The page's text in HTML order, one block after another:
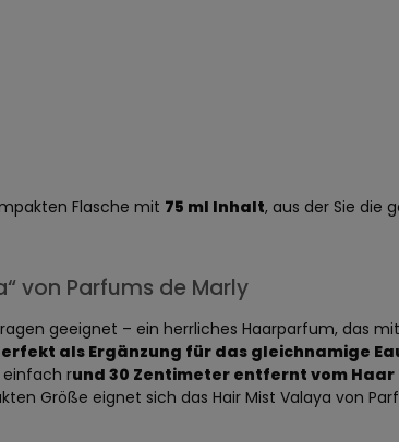
Flasche mit 75 ml Inhalt, aus der Sie die
von Parfums de Marly
geeignet – ein herrliches Haarparfum, das
als Ergänzung für das gleichnamige
einfach rund 30 Zentimeter entfernt vom Haar
Größe eignet sich das Hair Mist Valaya von